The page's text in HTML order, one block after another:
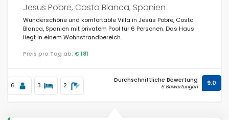
Optionell
Jesus Pobre, Costa Blanca, Spanien
Wunderschöne und komfortable Villa in Jesús Pobre, Costa
Blanca, Spanien mit privatem Pool für 6 Personen. Das Haus
liegt in einem Wohnstrandbereich.
Preis pro Tag ab: € 181
6 3 2
Durchschnittliche Bewertung
6 Bewertungen 9,0